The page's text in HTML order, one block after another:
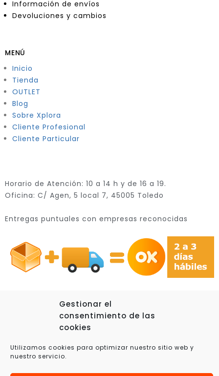
Gestionar el
consentimiento de las
cookies
Utilizamos cookies para optimizar nuestro sitio web y
nuestro servicio.
Información de envíos
Devoluciones y cambios
MENÚ
Inicio
Tienda
OUTLET
Blog
Sobre Xplora
Cliente Profesional
Cliente Particular
Horario de Atención: 10 a 14 h y de 16 a 19.
Oficina: C/ Agen, 5 local 7, 45005 Toledo
Entregas puntuales con empresas reconocidas
© 2025 Xplora360 – Robótica Educativa, Ciencia y